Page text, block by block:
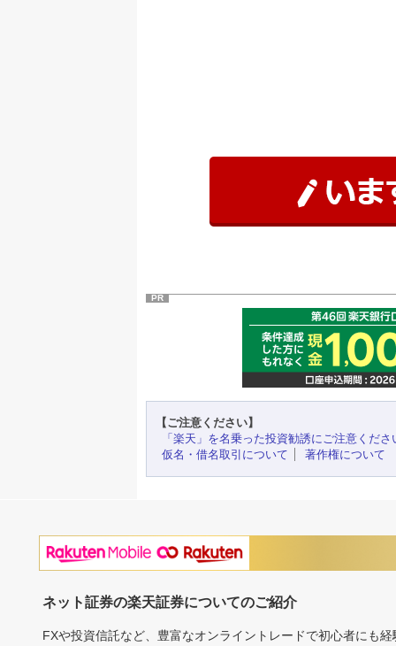
PR
【ご注意ください】
「楽天」を名乗った投資勧誘にご注意くださ
仮名・借名取引について
著作権について
ネット証券の楽天証券についてのご紹介
FXや投資信託など、豊富なオンライントレードで初心者にも